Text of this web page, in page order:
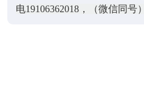
电19106362018，（微信同号